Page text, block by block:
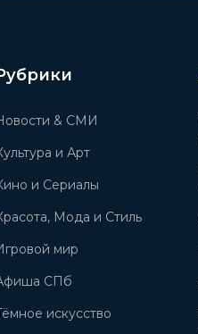
& СМИ
и Арт
и Сериалы
Мода и Стиль
мир
СПб
искусство